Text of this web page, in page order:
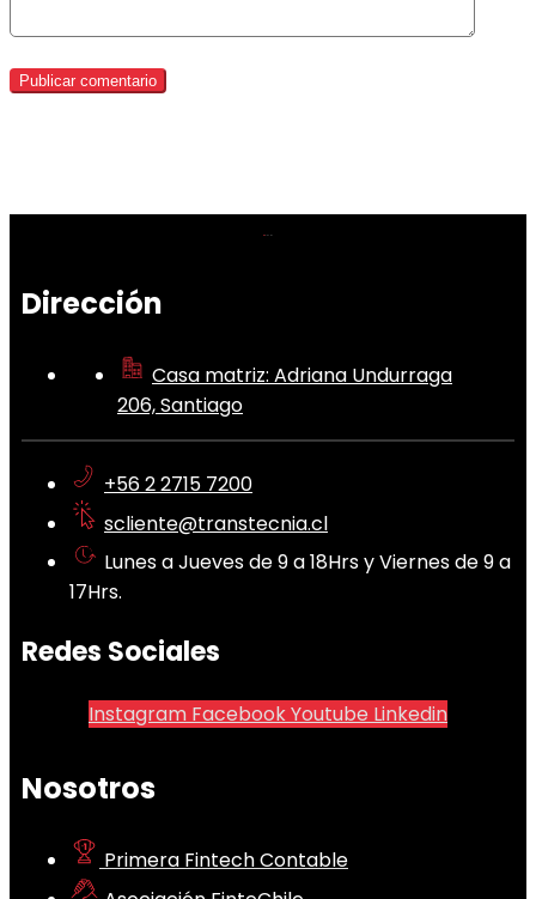
Dirección
Casa matriz: Adriana Undurraga
206, Santiago
+56 2 2715 7200
scliente@transtecnia.cl
Lunes a Jueves de 9 a 18Hrs y Viernes de 9 a
17Hrs.
Redes Sociales
Instagram FacebookYoutube Linkedin
Nosotros
Primera Fintech Contable